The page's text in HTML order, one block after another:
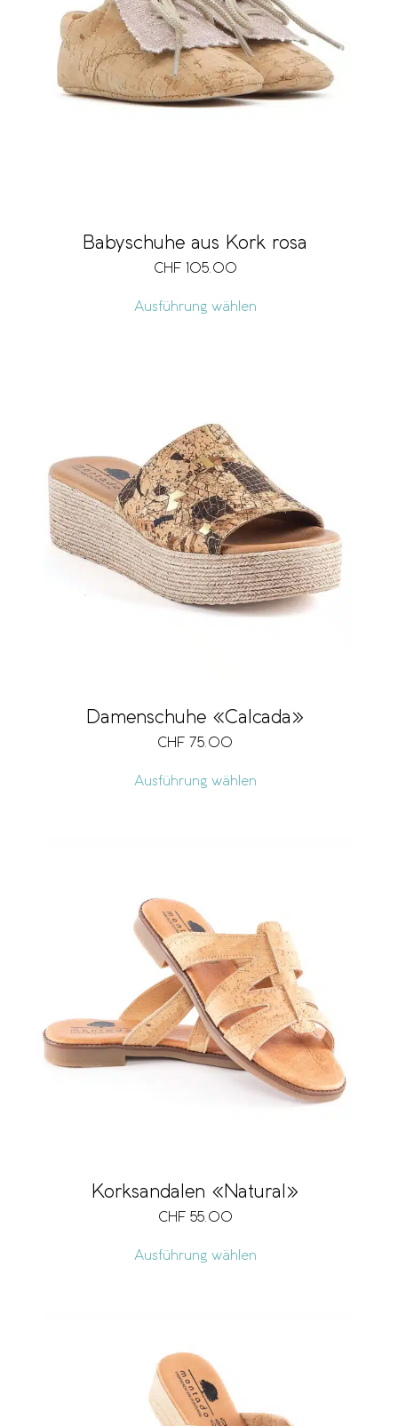
Babyschuhe aus Kork rosa
CHF 105.00
Ausführung wählen
Damenschuhe «Calcada»
CHF 75.00
Ausführung wählen
Korksandalen «Natural»
CHF 55.00
Ausführung wählen